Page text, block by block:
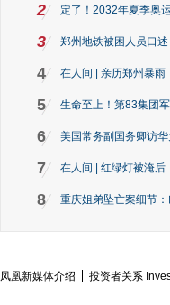
2 定了！2032年夏季奥
3 郑州地铁被困人员口
4 在人间 | 亲历郑州暴雨
5 生命至上！第83集团
6 美国常务副国务卿访
7 在人间 | 红绿灯被淹后
8 重庆姐弟坠亡案细节
凤凰新媒体介绍 投资者关系